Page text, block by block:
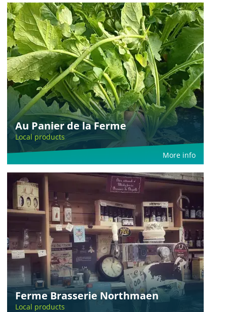
Au Panier de la Ferme
Local products
More info
Ferme Brasserie Northmaen
Local products